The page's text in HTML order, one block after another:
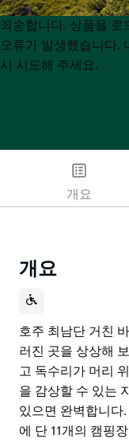
Product
List
Product
List
죄송합니다. 상품을 로
오류가 발생했습니다.
시 시도해 주세요.
개요
개요
호주 최남단 거친
러진 곳을 상상해
고 독수리가 머리
을 감상할 수 있는
있으면 완벽합니다
에 단 11개의 캠핑